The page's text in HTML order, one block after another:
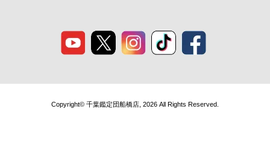
Copyright© 千葉鑑定団船橋店, 2026 All Rights Reserved.